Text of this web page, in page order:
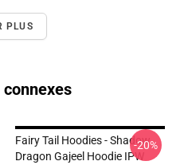
PLUS
Fairy Tail Hoodies - Shadow
Dragon Gajeel Hoodie IPW
-20%